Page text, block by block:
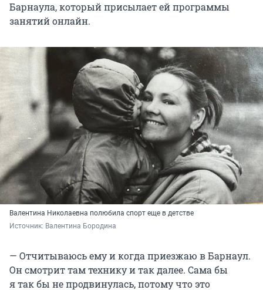
Барнаула, который присылает ей программы
занятий онлайн.
Валентина Николаевна полюбила спорт еще в детстве
Источник: Валентина Бородина
— Отчитываюсь ему и когда приезжаю в Барнаул.
Он смотрит там технику и так далее. Сама бы
я так бы не продвинулась, потому что это